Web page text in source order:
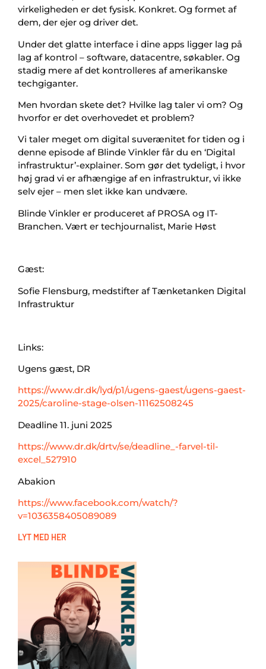
virkeligheden er det fysisk. Konkret. Og formet af
dem, der ejer og driver det.
Under det glatte interface i dine apps ligger lag på
lag af kontrol – software, datacentre, søkabler. Og
stadig mere af det kontrolleres af amerikanske
techgiganter.
Men hvordan skete det? Hvilke lag taler vi om? Og
hvorfor er det overhovedet et problem?
Vi taler meget om digital suverænitet for tiden og i
denne episode af Blinde Vinkler får du en ‘Digital
infrastruktur’-explainer. Som gør det tydeligt, i hvor
høj grad vi er afhængige af en infrastruktur, vi ikke
selv ejer – men slet ikke kan undvære.
Blinde Vinkler er produceret af PROSA og IT-
Branchen. Vært er techjournalist, Marie Høst
Gæst:
Sofie Flensburg, medstifter af Tænketanken Digital
Infrastruktur
Links:
Ugens gæst, DR
https://www.dr.dk/lyd/p1/ugens-gaest/ugens-gaest-
2025/caroline-stage-olsen-11162508245
Deadline 11. juni 2025
https://www.dr.dk/drtv/se/deadline_-farvel-til-
excel_527910
Abakion
https://www.facebook.com/watch/?
v=1036358405089089
LYT MED HER